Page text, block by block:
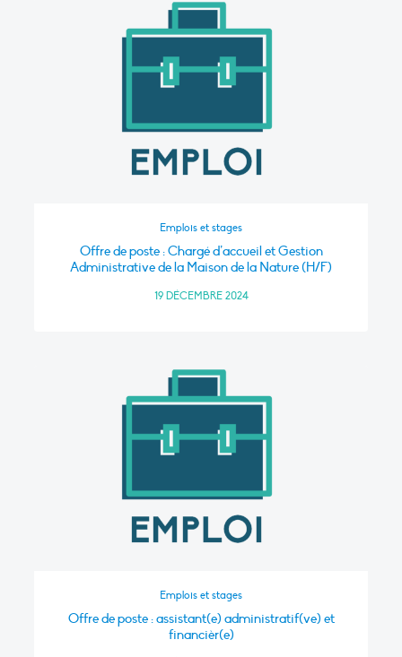
Emplois et stages
Offre de poste : Chargé d’accueil et Gestion
Administrative de la Maison de la Nature (H/F)
19 DÉCEMBRE 2024
Emplois et stages
Offre de poste : assistant(e) administratif(ve) et
financièr(e)